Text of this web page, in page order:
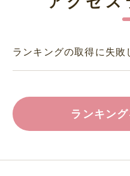
ランキングの取得に失敗
ランキン